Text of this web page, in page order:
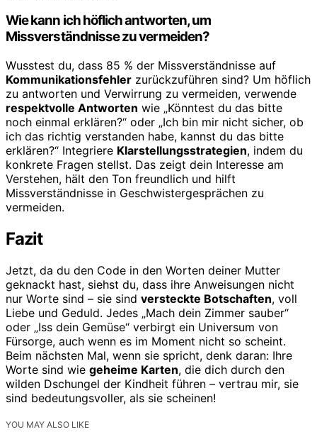
Wie kann ich höflich antworten, um
Missverständnisse zu vermeiden?
Wusstest du, dass 85 % der Missverständnisse auf
Kommunikationsfehler zurückzuführen sind? Um höflich
zu antworten und Verwirrung zu vermeiden, verwende
respektvolle Antworten wie „Könntest du das bitte
noch einmal erklären?“ oder „Ich bin mir nicht sicher, ob
ich das richtig verstanden habe, kannst du das bitte
erklären?“ Integriere Klarstellungsstrategien, indem du
konkrete Fragen stellst. Das zeigt dein Interesse am
Verstehen, hält den Ton freundlich und hilft
Missverständnisse in Geschwistergesprächen zu
vermeiden.
Fazit
Jetzt, da du den Code in den Worten deiner Mutter
geknackt hast, siehst du, dass ihre Anweisungen nicht
nur Worte sind – sie sind versteckte Botschaften, voll
Liebe und Geduld. Jedes „Mach dein Zimmer sauber“
oder „Iss dein Gemüse“ verbirgt ein Universum von
Fürsorge, auch wenn es im Moment nicht so scheint.
Beim nächsten Mal, wenn sie spricht, denk daran: Ihre
Worte sind wie geheime Karten, die dich durch den
wilden Dschungel der Kindheit führen – vertrau mir, sie
sind bedeutungsvoller, als sie scheinen!
YOU MAY ALSO LIKE